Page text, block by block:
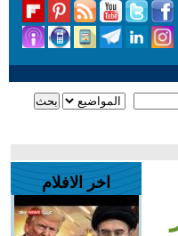
اخر الافلام